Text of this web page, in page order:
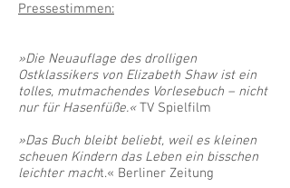
Pressestimmen:
»Die Neuauflage des drolligen
Ostklassikers von Elizabeth Shaw ist ein
tolles, mutmachendes Vorlesebuch – nicht
nur für Hasenfüße.«TV Spielfilm
»Das Buch bleibt beliebt, weil es kleinen
scheuen Kindern das Leben ein bisschen
leichter macht.« Berliner Zeitung